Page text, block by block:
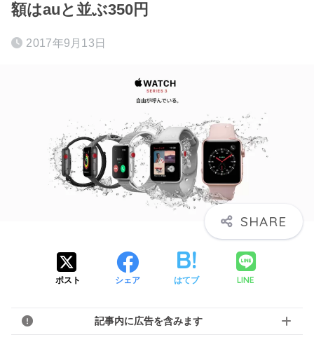
額はauと並ぶ350円
2017年9月13日
ポスト シェア はてブ LINE
記事内に広告を含みます